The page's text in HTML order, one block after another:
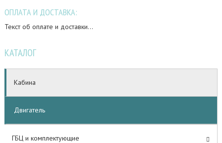
ОПЛАТА И ДОСТАВКА:
Текст об оплате и доставки...
КАТАЛОГ
Кабина
Двигатель
ГБЦ и комплектующие